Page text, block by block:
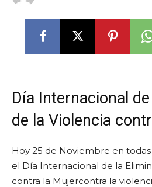
Día Internacional
de la Violencia
Hoy 25 de Noviembre en
el Día Internacional de la
contra la Mujercontra la